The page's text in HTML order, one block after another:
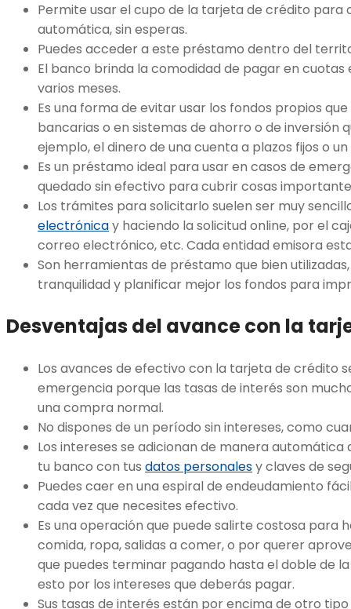
Permite usar el cupo de la tarjeta de crédito
automática, sin esperas.
Puedes acceder a este préstamo dentro del
El banco brinda la comodidad de pagar en
varios meses.
Es una forma de evitar usar los fondos propios
bancarias o en sistemas de ahorro o de inversión
ejemplo, el dinero de una cuenta a plazos fijos o
Es un préstamo ideal para usar en casos de
quedado sin efectivo para cubrir cosas
Los trámites para solicitarlo suelen ser muy
electrónicay haciendo la solicitud online, por el
correo electrónico, etc. Cada entidad emisora
Son herramientas de préstamo que bien
tranquilidad y planificar mejor los fondos para
Desventajas del avance con la
Los avances de efectivo con la tarjeta de crédito
emergencia porque las tasas de interés son
una compra normal.
No dispones de un período sin intereses, como
Los intereses se adicionan de manera
tu banco con tus datos personalesy claves de
Puedes caer en una espiral de endeudamiento
cada vez que necesites efectivo.
Es una operación que puede salirte costosa para
comida, ropa, salidas a comer, o por querer
que puedes terminar pagando hasta el doble de
esto por los intereses que deberás pagar.
Sus tasas de interés están por encima de otro